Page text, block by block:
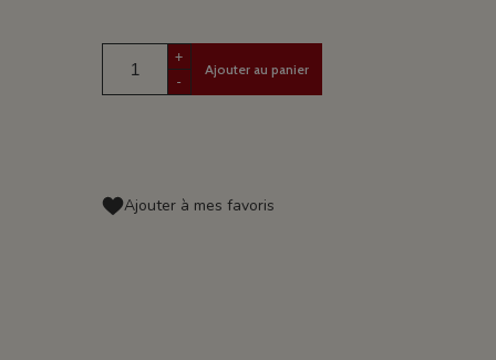
+
-
Ajouter au panier
Ajouter à mes favoris